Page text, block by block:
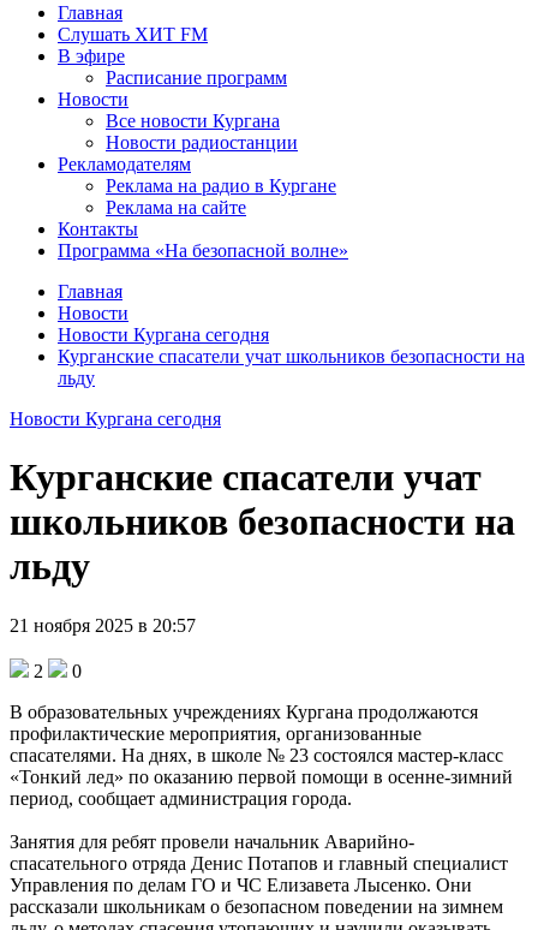
Главная
Слушать ХИТ FM
В эфире
Расписание программ
Новости
Все новости Кургана
Новости радиостанции
Рекламодателям
Реклама на радио в Кургане
Реклама на сайте
Контакты
Программа «На безопасной волне»
Главная
Новости
Новости Кургана сегодня
Курганские спасатели учат школьников безопасности на
льду
Новости Кургана сегодня
Курганские спасатели учат
школьников безопасности на
льду
21 ноября 2025 в 20:57
2
0
В образовательных учреждениях Кургана продолжаются
профилактические мероприятия, организованные
спасателями. На днях, в школе № 23 состоялся мастер-класс
«Тонкий лед» по оказанию первой помощи в осенне-зимний
период, сообщает администрация города.
Занятия для ребят провели начальник Аварийно-
спасательного отряда Денис Потапов и главный специалист
Управления по делам ГО и ЧС Елизавета Лысенко. Они
рассказали школьникам о безопасном поведении на зимнем